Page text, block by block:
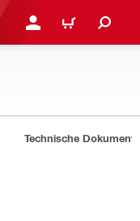
ANMELDEN ODER
WARENKORB
Technische Dokumente